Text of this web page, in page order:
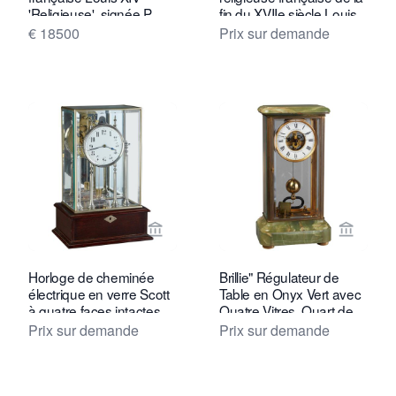
'Religieuse', signée P
Royer à Paris, vers 1680
€ 18500
fin du XVIIe siècle Louis
XIV par D. Champion de
Prix sur demande
Voir la page vendeur de Toebosch
Horloge de cheminée
électrique en verre Scott
à quatre faces intactes
Prix sur demande
Voir la
Brillie" Régulateur de
Table en Onyx Vert avec
Quatre Vitres, Quart de
Seconde, vers 1920
Prix sur demande